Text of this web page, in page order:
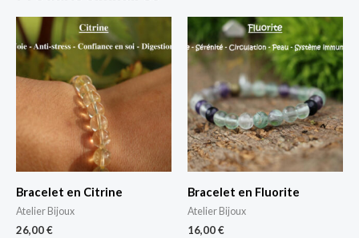
Bracelet en Citrine
Atelier Bijoux
26,00€
Bracelet en Fluorite
Atelier Bijoux
16,00€